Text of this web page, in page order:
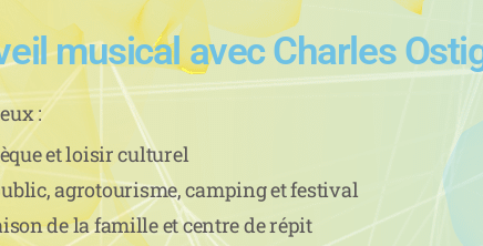
musical avec Charles
:
et loisir culturel
agrotourisme, camping et festival
de la famille et centre de répit